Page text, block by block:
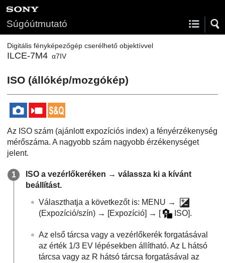
Súgóútmutató
Digitális fényképezőgép cserélhető objektívvel
ILCE-7M4 α7IV
ISO (állókép/mozgókép)
Az ISO szám (ajánlott expozíciós index) a fényérzékenység
mérőszáma. A nagyobb szám nagyobb érzékenységet
jelent.
ISO a vezérlőkeréken → válassza ki a kívánt
beállítást.
Választhatja a következőt is: MENU →
(Expozíció/szín) → [Expozíció] → [ ISO].
Az első tárcsa vagy a vezérlőkerék forgatásával
az érték 1/3 EV lépésekben állítható. Az L hátsó
tárcsa vagy az R hátsó tárcsa forgatásával az